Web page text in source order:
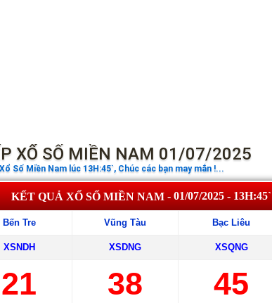
XỔ SỐ MIỀN NAM 01/07/2025
Số Miền Nam lúc 13H:45`, Chúc các bạn may mắn !...
KẾT QUẢ XỔ SỐ MIỀN NAM- 01/07/2025 - 13H:45`
Bến Tre Vũng Tàu Bạc Liêu
XSNDH XSDNG XSQNG
21 38 45